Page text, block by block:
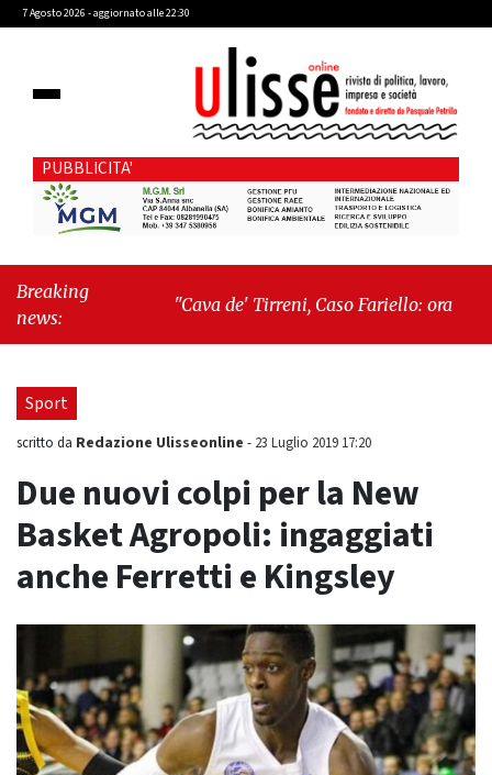
7 Agosto 2026 - aggiornato alle 22:30
PUBBLICITA'
Breaking
news:
"Cava de' Tirreni, Caso Fariello: ora torniamo
Sport
scritto da Redazione Ulisseonline - 23 Luglio 2019 17:20
Due nuovi colpi per la New
Basket Agropoli: ingaggiati
anche Ferretti e Kingsley